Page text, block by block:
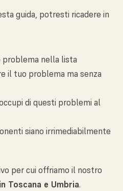
guida, potresti ricadere in
nella lista
il tuo problema ma senza
di questi problemi al
siano irrimediabilmente
per cui offriamo il nostro
Toscana e Umbria.